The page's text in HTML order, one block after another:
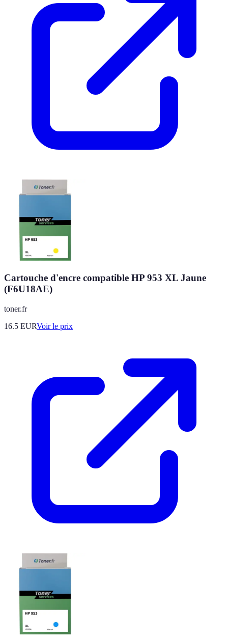
Cartouche d'encre compatible HP 953 XL Jaune
(F6U18AE)
toner.fr
16.5 EURVoir le prix